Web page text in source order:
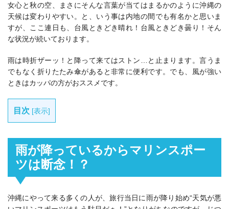
女心と秋の空、まさにそんな言葉が当てはまるかのように沖縄の
天候は変わりやすい。と、いう事は内地の間でも有名かと思いま
すが、ここ連日も、台風ときどき晴れ！台風ときどき曇り！そん
な状況が続いております。
雨は時折ザーッ！と降って来てはストン…と止まります。言うま
でもなく折りたたみ傘があると非常に便利です。でも、風が強い
ときはカッパの方がおススメです。
目次 [表示]
雨が降っているからマリンスポー
ツは断念！？
沖縄にやって来る多くの人が、旅行当日に雨が降り始め“天気が悪